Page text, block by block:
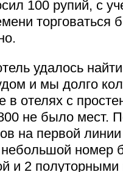
100 рупий, с
торговаться
удалось
и мы долго
в отелях с
не было мест.
на первой
небольшой номер
и 2 полуторными